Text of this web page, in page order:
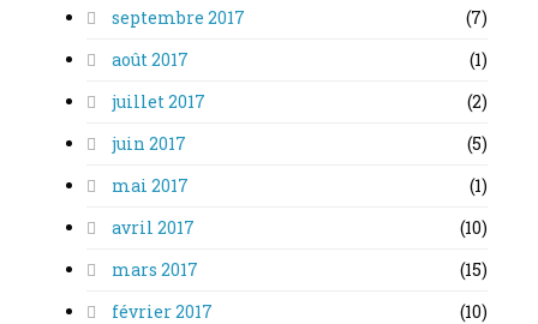
septembre 2017
(7)
août 2017
(1)
juillet 2017
(2)
juin 2017
(5)
mai 2017
(1)
avril 2017
(10)
mars 2017
(15)
février 2017
(10)